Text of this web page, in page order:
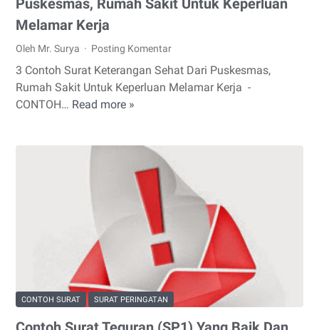
Melamar Kerja
Oleh Mr. Surya Posting Komentar
3 Contoh Surat Keterangan Sehat Dari Puskesmas,
Rumah Sakit Untuk Keperluan Melamar Kerja -
CONTOH… Read more »
Keterangan
Sehat
Dari
Puskesmas,
Rumah
Sakit
Untuk
Keperluan
Melamar
Kerja
CONTOH SURAT SURAT PERINGATAN